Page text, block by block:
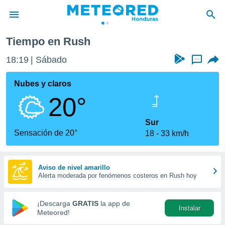
de
ha sido
calidad.
a este
las
y
forma
digital
basada
Tiempo en Rush
18:19 Sábado ...
Nubes y claros
20°
Sensación de 20°
Sur
18
33 km/h
Aviso de nivel amarillo
Alerta moderada por fenómenos costeros en Rush hoy
¡Descarga GRATIS la app de
Meteored!
Instalar